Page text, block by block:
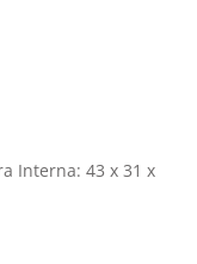
Interna: 43 x 31 x